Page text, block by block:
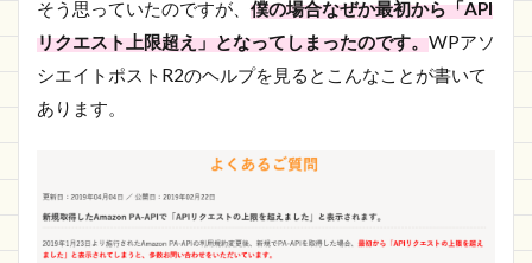
そう思っていたのですが、 僕の場合なぜか最初から「API
リクエスト上限超え」となってしまったのです。WPアソ
シエイトポストR2のヘルプを見るとこんなことが書いて
あります。